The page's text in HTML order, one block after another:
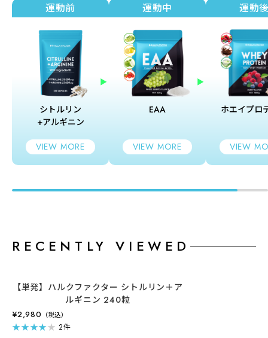
運動前
シトルリン
+アルギニン
VIEW MORE
運動中
EAA
VIEW MORE
運動
ホエイプロ
VIEW
RECENTLY VIEWED
【単発】ハルクファクター シトルリン＋ア
ルギニン 240粒
¥2,980 （税込）
★★★★★ 2件